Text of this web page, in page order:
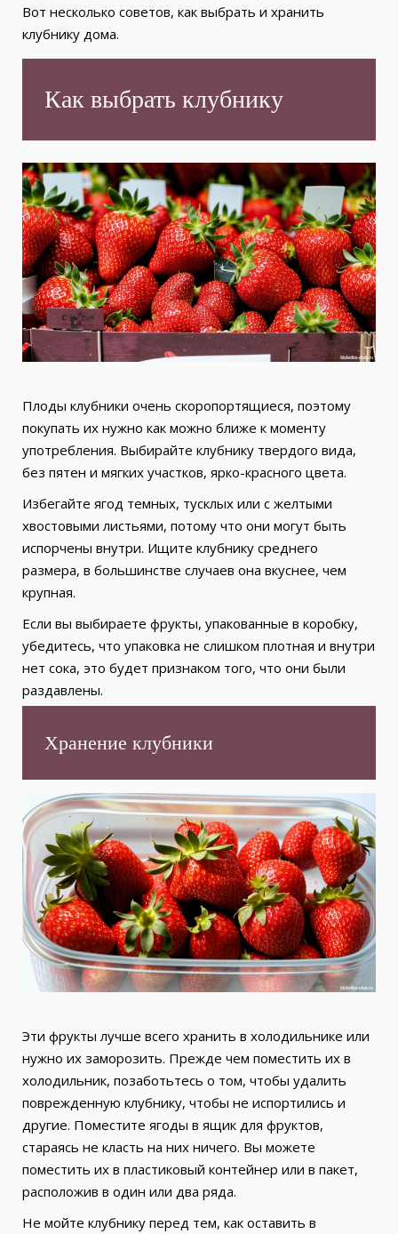
Вот несколько советов, как выбрать и хранить
клубнику дома.
Как выбрать клубнику
Плоды клубники очень скоропортящиеся, поэтому
покупать их нужно как можно ближе к моменту
употребления. Выбирайте клубнику твердого вида,
без пятен и мягких участков, ярко-красного цвета.
Избегайте ягод темных, тусклых или с желтыми
хвостовыми листьями, потому что они могут быть
испорчены внутри. Ищите клубнику среднего
размера, в большинстве случаев она вкуснее, чем
крупная.
Если вы выбираете фрукты, упакованные в коробку,
убедитесь, что упаковка не слишком плотная и внутри
нет сока, это будет признаком того, что они были
раздавлены.
Хранение клубники
Эти фрукты лучше всего хранить в холодильнике или
нужно их заморозить. Прежде чем поместить их в
холодильник, позаботьтесь о том, чтобы удалить
поврежденную клубнику, чтобы не испортились и
другие. Поместите ягоды в ящик для фруктов,
стараясь не класть на них ничего. Вы можете
поместить их в пластиковый контейнер или в пакет,
расположив в один или два ряда.
Не мойте клубнику перед тем, как оставить в